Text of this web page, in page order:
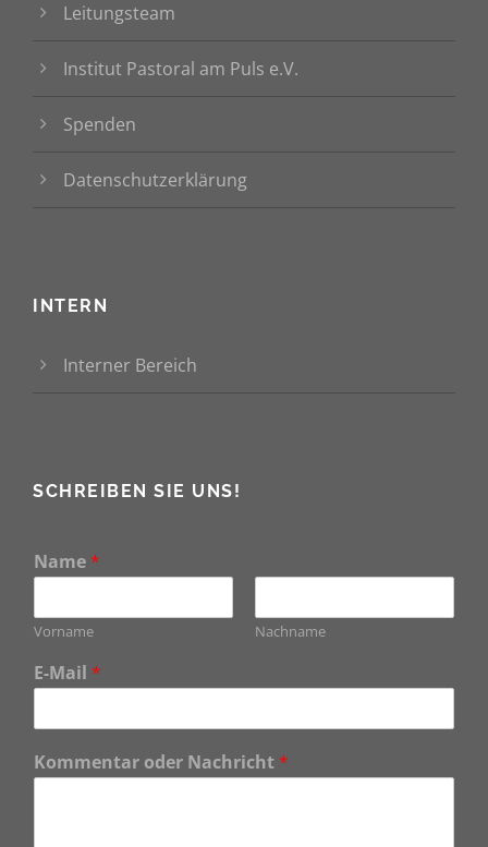
Leitungsteam
Institut Pastoral am Puls e.V.
Spenden
Datenschutzerklärung
INTERN
Interner Bereich
SCHREIBEN SIE UNS!
Name *
Vorname Nachname
E-Mail *
Kommentar oder Nachricht *